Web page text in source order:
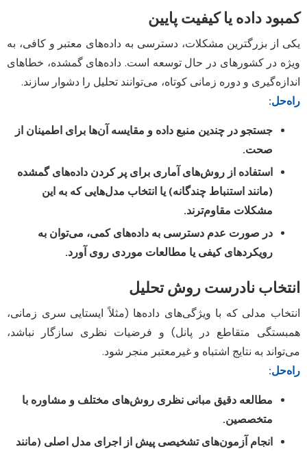
کمبود داده یا کیفیت پایین
یکی از بزرگترین مشکلات، دسترسی به داده‌های معتبر و کافی، به
ویژه در کشورهای در حال توسعه است. داده‌های گمشده، خطاهای
اندازه‌گیری و دوره زمانی کوتاه، می‌توانند تحلیل را دشوار سازند.
راه‌حل:
جستجو در چندین منبع داده و مقایسه آن‌ها برای اطمینان از
صحت.
استفاده از روش‌های آماری برای پر کردن داده‌های گمشده
(مانند استنباط چندگانه) یا انتخاب مدل‌هایی که به این
مشکلات مقاوم‌ترند.
در صورت عدم دسترسی به داده‌های کمی، می‌توان به
رویکردهای کیفی یا مطالعات موردی روی آورد.
انتخاب نادرست روش تحلیل
انتخاب مدلی که با ویژگی‌های داده‌ها (مثلاً ایستایی سری زمانی،
همبستگی متقاطع در پانل) و فرضیات نظری سازگار نباشد،
می‌تواند به نتایج اشتباه و غیرمعتبر منجر شود.
راه‌حل:
مطالعه دقیق مبانی نظری روش‌های مختلف و مشاوره با
متخصصین.
انجام آزمون‌های تشخیصی پیش از اجرای مدل اصلی (مانند